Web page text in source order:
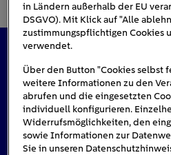
Das könnte Sie auch
#Solarenergie
in Ländern außerhalb der EU
DSGVO). Mit Klick auf "Alle
zustimmungspflichtigen Cookies
verwendet.
Über den Button "Cookies selbst
weitere Informationen zu den
abrufen und die eingesetzten
individuell konfigurieren.
Widerrufsmöglichkeiten, den
sowie Informationen zur
Sie in unseren